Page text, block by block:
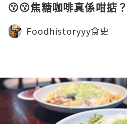
😗😗焦糖咖啡真係咁掂？
Foodhistoryyy食史